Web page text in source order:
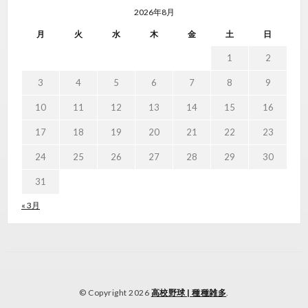
2026年8月
月 火 水 木 金 土 日
« 3月
1 2
3 4 5 6 7 8 9
10 11 12 13 14 15 16
17 18 19 20 21 22 23
24 25 26 27 28 29 30
31
© Copyright 2026 高校野球 | 種種雑多